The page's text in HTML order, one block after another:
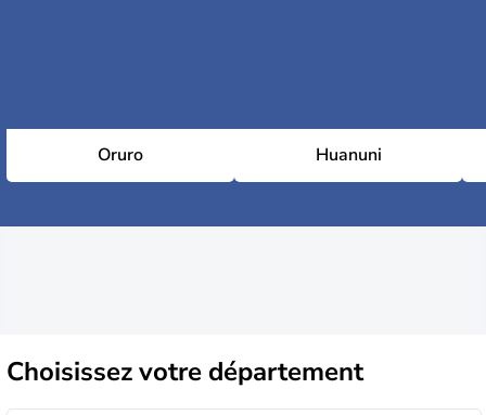
Oruro Huanuni
Choisissezvotre département